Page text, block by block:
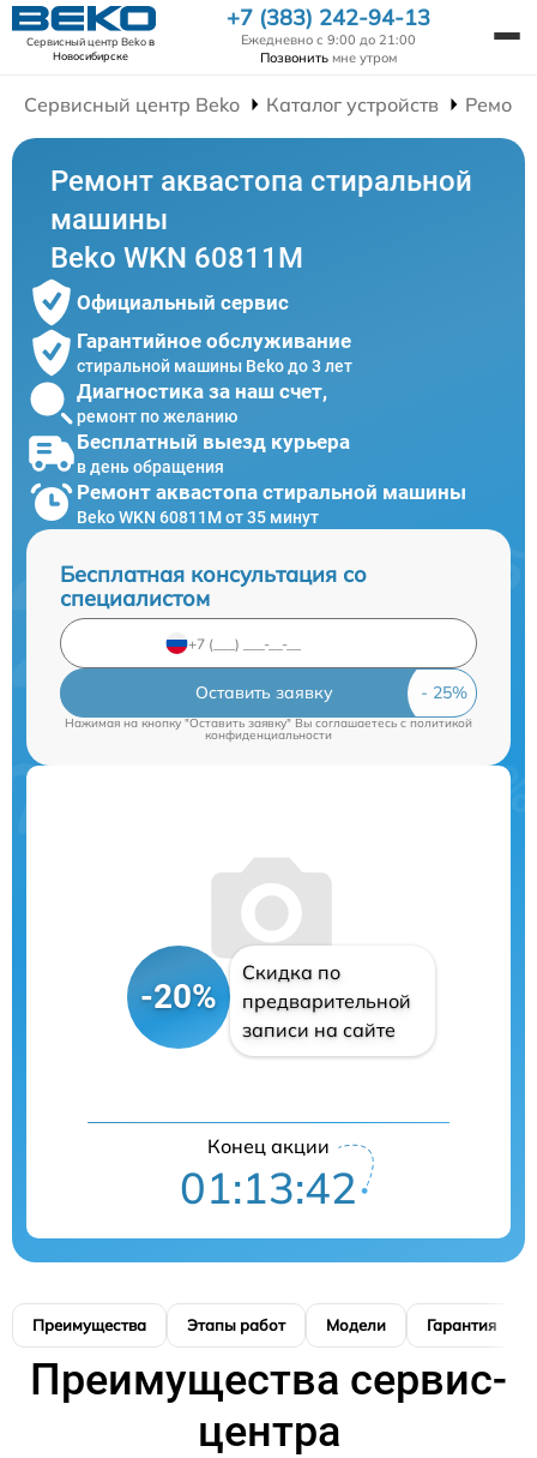
Сервисный центр Bekoв
Новосибирске
+7 (383) 242-94-13
Ежедневно с 9:00 до 21:00
Позвонить мне утром
Сервисный центр Beko Каталог устройств
Ремонт аквастопа стиральной
машины
Beko WKN 60811M
Официальный сервис
Гарантийное обслуживание
стиральной машины Beko до 3 лет
Диагностика за наш счет,
ремонт по желанию
Бесплатный выезд курьера
в день обращения
Ремонт аквастопа стиральной машины
Beko WKN 60811M от 35 минут
Бесплатная консультация со
специалистом
Оставить заявку
Нажимая на кнопку "Оставить заявку" Вы соглашаетесь cполитикой
конфиденциальности
-20%
Скидка по
предварительной
записи на сайте
Конец акции
01:13:41
Преимущества Этапы работ Модели Гарантия
Преимущества сервис-
центра